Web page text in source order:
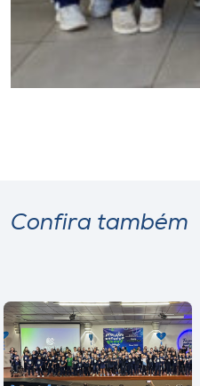
Confira também